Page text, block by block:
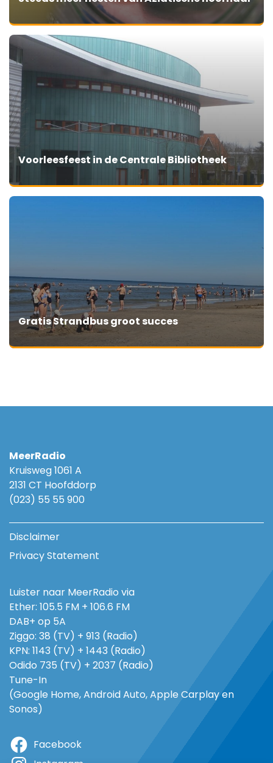
Voorleesfeest in de Centrale Bibliotheek
Gratis Strandbus groot succes
MeerRadio
Kruisweg 1061 A
2131 CT Hoofddorp
(023) 55 55 900
Disclaimer
Privacy Statement
Luister naar MeerRadio via
Ether: 105.5 FM + 106.6 FM
DAB+ op 5A
Ziggo: 38 (TV) + 913 (Radio)
KPN: 1143 (TV) + 1443 (Radio)
Odido 735 (TV) + 2037 (Radio)
Tune-In
(Google Home, Android Auto, Apple Carplay en
Sonos)
Facebook